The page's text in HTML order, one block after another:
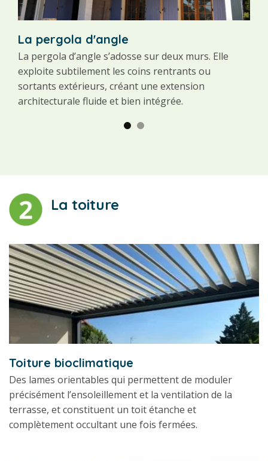
La pergola d'angle
La pergola d’angle s’adosse sur deux murs. Elle
exploite subtilement les coins rentrants ou
sortants extérieurs, créant une extension
architecturale fluide et bien intégrée.
La toiture
Toiture bioclimatique
Des lames orientables qui permettent de moduler
précisément l’ensoleillement et la ventilation de la
terrasse, et constituent un toit étanche et
complètement occultant une fois fermées.